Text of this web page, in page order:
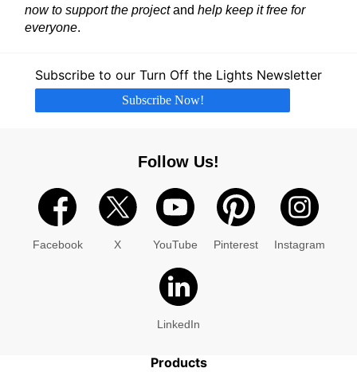
now to support the projectand help keep it free for
everyone.
Subscribe to our Turn Off the Lights Newsletter
Subscribe Now!
Follow Us!
Facebook X YouTube Pinterest Instagram
LinkedIn
Products